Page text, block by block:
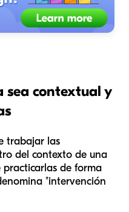
sea contextual y
trabajar las
del contexto de una
practicarlas de forma
"intervención